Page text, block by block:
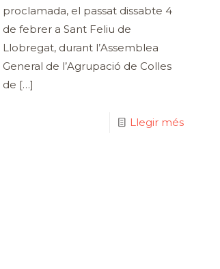
proclamada, el passat dissabte 4
de febrer a Sant Feliu de
Llobregat, durant l’Assemblea
General de l’Agrupació de Colles
de […]
Llegir més